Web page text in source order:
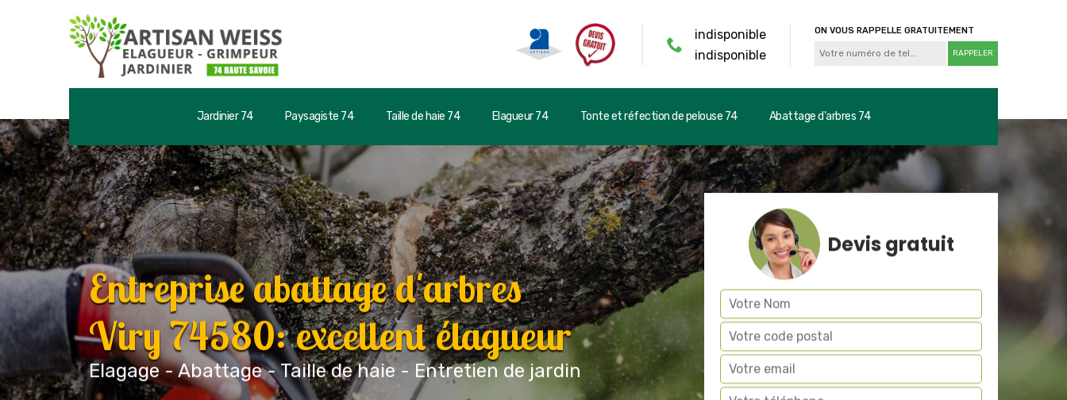
indisponible
indisponible
ON VOUS RAPPELLE GRATUITEMENT
Jardinier 74 Paysagiste 74 Taille de haie 74 Elagueur 74 Tonte et réfection de pelouse 74 Abattage d'arbres 74
Entreprise abattage d'arbres
Viry 74580: excellent élagueur
Elagage - Abattage - Taille de haie - Entretien de jardin
Devis gratuit